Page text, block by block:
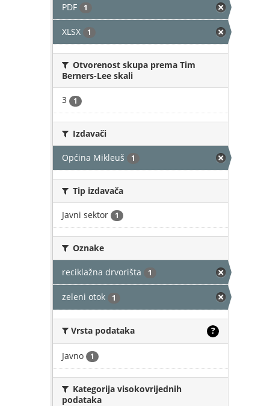
PDF 1
XLSX 1
Otvorenost skupa prema Tim
Berners-Lee skali
3 1
Izdavači
Općina Mikleuš 1
Tip izdavača
Javni sektor 1
Oznake
reciklažna drvorišta 1
zeleni otok 1
Vrsta podataka ?
Javno 1
Kategorija visokovrijednih
podataka